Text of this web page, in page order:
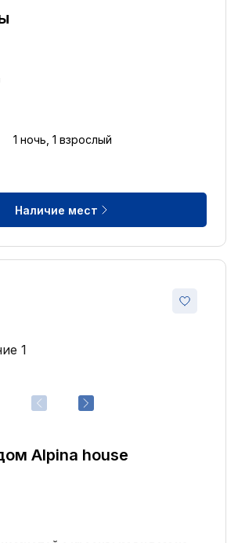
1 ночь, 1 взрослый
Наличие мест
Alpina house